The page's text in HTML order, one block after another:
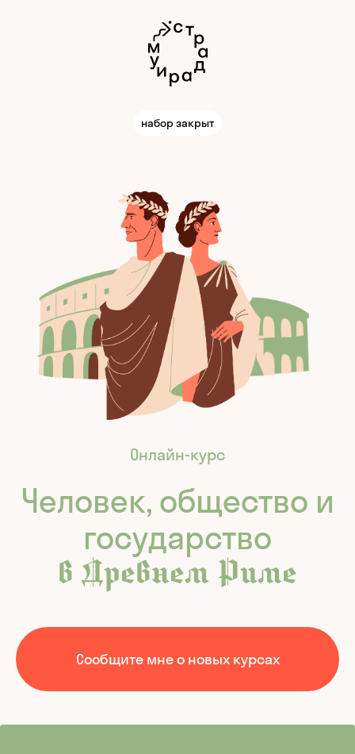
набор закрыт
Онлайн-курс
Человек, общество и
государство
в Древнем Риме
Сообщите мне о новых курсах